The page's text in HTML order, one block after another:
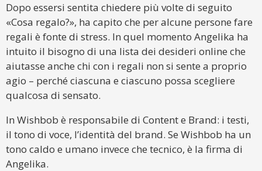
Dopo essersi sentita chiedere più volte di seguito
«Cosa regalo?», ha capito che per alcune persone fare
regali è fonte di stress. In quel momento Angelika ha
intuito il bisogno di una lista dei desideri online che
aiutasse anche chi con i regali non si sente a proprio
agio – perché ciascuna e ciascuno possa scegliere
qualcosa di sensato.
In Wishbob è responsabile di Content e Brand: i testi,
il tono di voce, l’identità del brand. Se Wishbob ha un
tono caldo e umano invece che tecnico, è la firma di
Angelika.